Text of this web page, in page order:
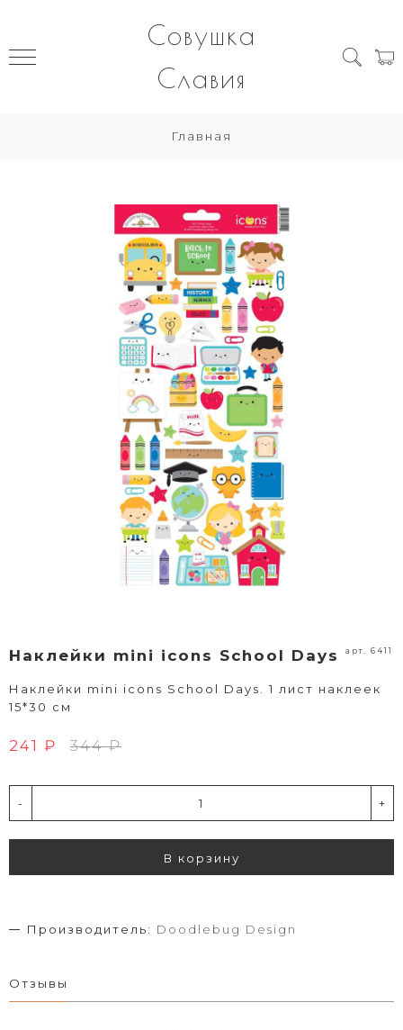
Совушка
Славия
Главная
Наклейки mini icons School Days арт. 6411
Наклейки mini icons School Days. 1 лист наклеек
15*30 см
241 ₽ 344 ₽
- +
В корзину
Производитель: Doodlebug Design
Отзывы